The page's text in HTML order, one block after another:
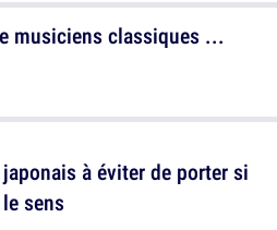
musiciens classiques ...
à éviter de porter si
sens